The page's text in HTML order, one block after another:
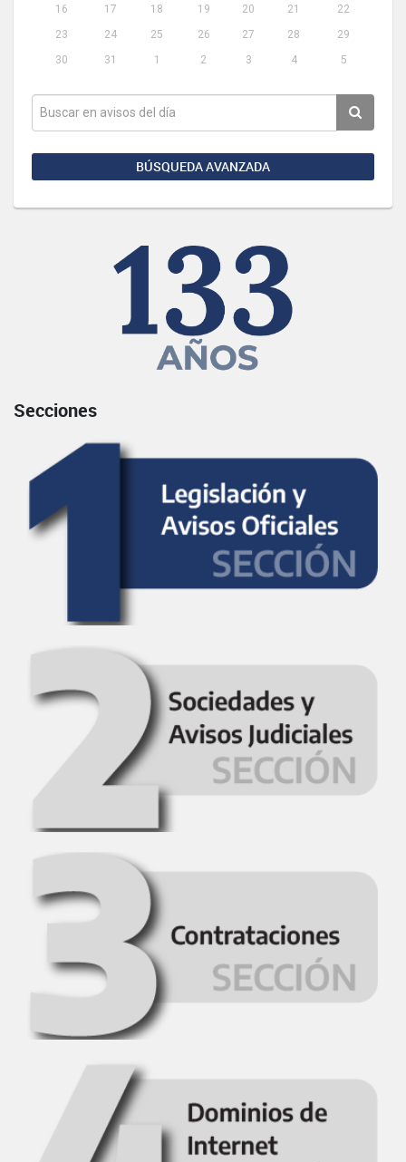
16
17 18 19 20 21
22
23
24 25 26 27 28
29
30
31 1 2 3 4 5
BÚSQUEDA AVANZADA
Secciones